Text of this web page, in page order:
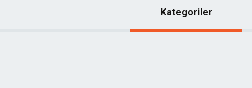
Kategoriler